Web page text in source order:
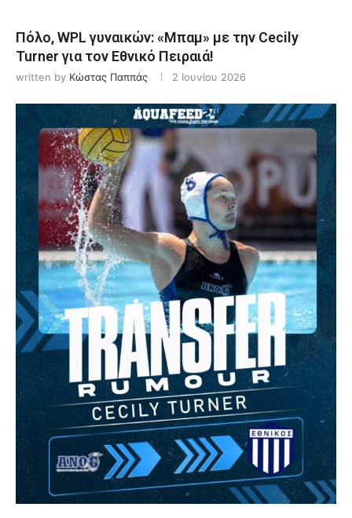
Πόλο, WPL γυναικών: «Μπαμ» με την Cecily
Turner για τον Εθνικό Πειραιά!
written by Κώστας Παππάς 2 Ιουνίου 2026